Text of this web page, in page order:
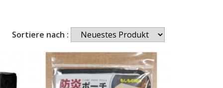
Sortiere nach :